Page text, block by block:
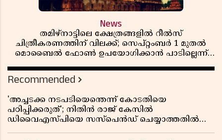
News
തമിഴ്‌നാട്ടിലെ ക്ഷേത്രങ്ങളിൽ റീൽസ്
ചിത്രീകരണത്തിന് വിലക്ക്; സെപ്റ്റംബർ 1 മുതൽ
മൊബൈൽ ഫോൺ ഉപയോഗിക്കാൻ പാടില്ലെന്ന്
Recommended
'അച്ചടക്ക നടപടിയെന്തെന്ന് കോടതിയെ
പഠിപ്പിക്കരുത്'; നിതിൻ രാജ് കേസിൽ
ഡിവൈഎസ്പിയെ സസ്പെൻഡ് ചെയ്യാത്തതിൽ